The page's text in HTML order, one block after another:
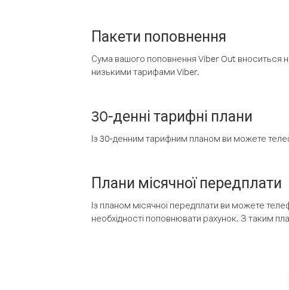
Пакети поповнення
Сума вашого поповнення Viber Out вноситься
низькими тарифами Viber.
30-денні тарифні плани
Із 30-денним тарифним планом ви можете
Плани місячної передплати
Із планом місячної передплати ви можете
необхідності поповнювати рахунок. З таким